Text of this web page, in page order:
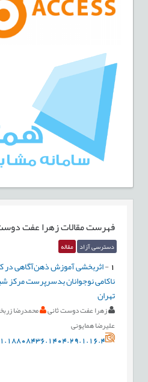
فهرست مقالاتزهرا عفت
دسترسی آزاد مقاله
-اثربخشی آموزش ذهن‌آگاهی در
ناکامی نوجوانان بدسرپرست مرکز
تهران
زهرا عفت دوست ثانی
محمدرضا
علیرضا همایونی